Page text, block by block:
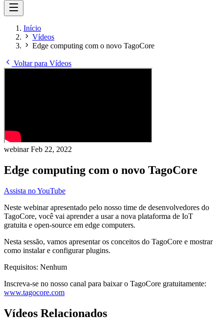
Início
Vídeos
Edge computing com o novo TagoCore
Voltar para Vídeos
webinarFeb 22, 2022
Edge computing com o novo TagoCore
Assista no YouTube
Neste webinar apresentado pelo nosso time de desenvolvedores do
TagoCore, você vai aprender a usar a nova plataforma de IoT
gratuita e open-source em edge computers.
Nesta sessão, vamos apresentar os conceitos do TagoCore e mostrar
como instalar e configurar plugins.
Requisitos: Nenhum
Inscreva-se no nosso canal para baixar o TagoCore gratuitamente:
www.tagocore.com
Vídeos Relacionados